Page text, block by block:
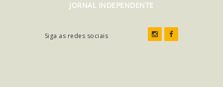
JORNAL INDEPENDENTE
Siga as redes sociais